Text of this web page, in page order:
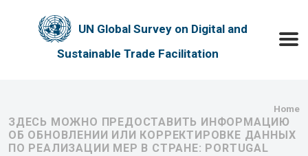
UN Global Survey on Digital and
Sustainable Trade Facilitation
Home
ЗДЕСЬ МОЖНО ПРЕДОСТАВИТЬ ИНФОРМАЦИЮ
ОБ ОБНОВЛЕНИИ ИЛИ КОРРЕКТИРОВКЕ ДАННЫХ
ПО РЕАЛИЗАЦИИ МЕР В СТРАНЕ: PORTUGAL